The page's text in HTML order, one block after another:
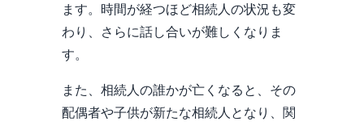
ます。時間が経つほど相続人の状況も変
わり、さらに話し合いが難しくなりま
す。
また、相続人の誰かが亡くなると、その
配偶者や子供が新たな相続人となり、関